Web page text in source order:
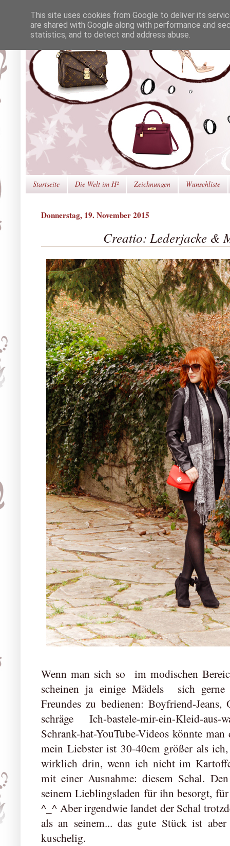
Startseite Die Welt im H² Zeichnungen Wunschliste
Donnerstag, 19. November 2015
Creatio: Lederjacke &
Wenn man sich so im modischen
scheinen ja einige Mädels sich
Freundes zu bedienen: Boyfriend-
schräge Ich-bastele-mir-ein-Kleid-aus-
Schrank-hat-YouTube-Videos könnte
mein Liebster ist 30-40cm größer als
wirklich drin, wenn ich nicht im
mit einer Ausnahme: diesem Schal.
seinem Lieblingsladen für ihn besorgt,
^_^ Aber irgendwie landet der Schal
als an seinem... das gute Stück ist
kuschelig.
This site uses cookies from Google to deliver its
are shared with Google along with performance and
statistics, and to detect and address abuse.